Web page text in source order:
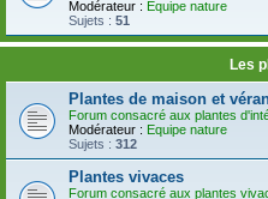
Modérateur : Equipe nature
Sujets : 51
Les
Plantes de maison et
Forum consacré aux plantes
Modérateur : Equipe nature
Sujets : 312
Plantes vivaces
Forum consacré aux plantes